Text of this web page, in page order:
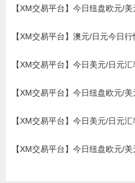
【XM交易平台】今日纽盘欧元/
【XM交易平台】澳元/日元今日
【XM交易平台】今日美元/日元
【XM交易平台】今日纽盘欧元/
【XM交易平台】今日美元/日元
【XM交易平台】今日纽盘欧元/